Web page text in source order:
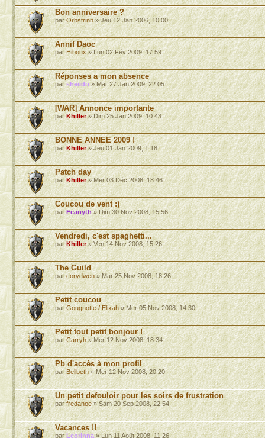
Bon anniversaire ?
parOrbstrinn» Jeu 12 Jan 2006, 10:00
Annif Daoc
parHiboux» Lun 02 Fév 2009, 17:59
Réponses a mon absence
parsheiido» Mar 27 Jan 2009, 22:05
[WAR] Annonce importante
parKhiller» Dim 25 Jan 2009, 10:43
BONNE ANNEE 2009 !
parKhiller» Jeu 01 Jan 2009, 1:18
Patch day
parKhiller» Mer 03 Déc 2008, 18:46
Coucou de vent :)
parFeanyth» Dim 30 Nov 2008, 15:56
Vendredi, c'est spaghetti...
parKhiller» Ven 14 Nov 2008, 15:26
The Guild
parcorydwen» Mar 25 Nov 2008, 18:26
Petit coucou
parGougnotte / Elixah» Mer 05 Nov 2008, 14:30
Petit tout petit bonjour !
parCarryh» Mer 12 Nov 2008, 18:34
Pb d'accès à mon profil
parBellbeth» Mer 12 Nov 2008, 20:20
Un petit defouloir pour les soirs de frustration
parfredanoe» Sam 20 Sep 2008, 22:54
Vacances !!
parLeorinna» Lun 11 Août 2008, 11:26